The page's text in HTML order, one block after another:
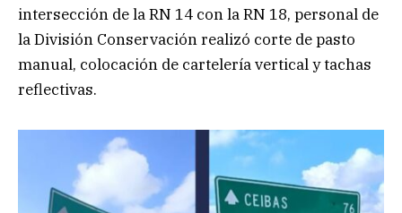
intersección de la RN 14 con la RN 18, personal de
la División Conservación realizó corte de pasto
manual, colocación de cartelería vertical y tachas
reflectivas.